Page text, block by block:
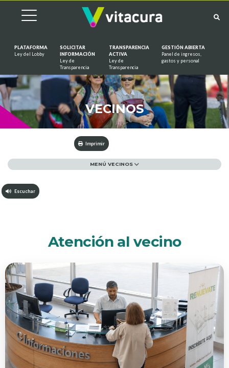
PLATAFORMA
Ley del Lobby
SOLICITAR
INFORMACIÓN
Ley de
Transparencia
TRANSPARENCIA
ACTIVA
Ley de
Transparencia
GESTIÓN ABIERTA
Panel de ingresos,
gastos y personal
VECINOS
Imprimir
MENÚ VECINOS
Escuchar
Atención al vecino